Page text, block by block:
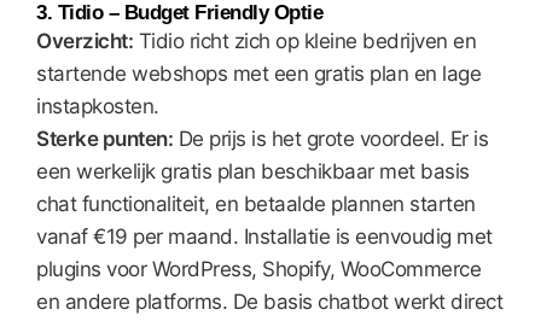
3. Tidio – Budget Friendly Optie
Overzicht: Tidio richt zich op kleine bedrijven en
startende webshops met een gratis plan en lage
instapkosten.
Sterke punten: De prijs is het grote voordeel. Er is
een werkelijk gratis plan beschikbaar met basis
chat functionaliteit, en betaalde plannen starten
vanaf €19 per maand. Installatie is eenvoudig met
plugins voor WordPress, Shopify, WooCommerce
en andere platforms. De basis chatbot werkt direct